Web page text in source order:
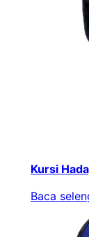
Kursi
Baca